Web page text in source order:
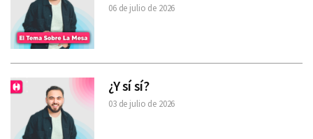
06 de julio de 2026
¿Y sí sí?
03 de julio de 2026